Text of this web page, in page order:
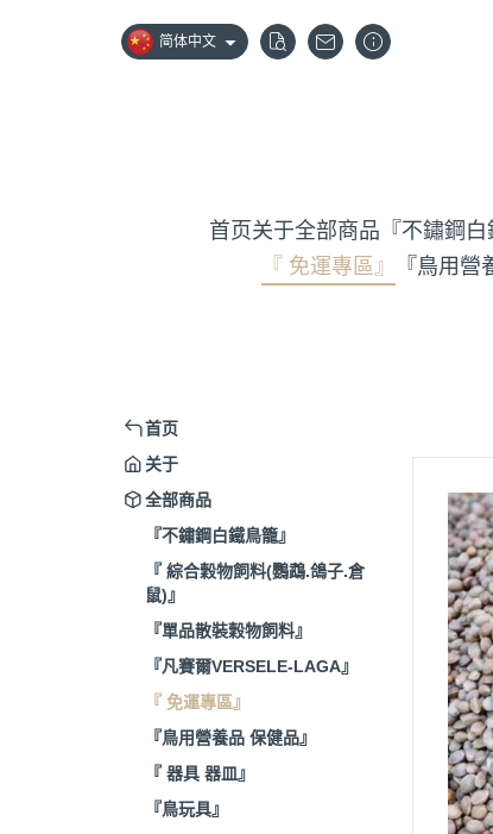
简体中文
首页关于全部商品 『不鏽鋼白
『 免運專區』
『鳥用營
首页
关于
全部商品
『不鏽鋼白鐵鳥籠』
『 綜合穀物飼料(鸚鵡.鴿子.倉
鼠)』
『單品散裝穀物飼料』
『凡賽爾VERSELE-LAGA』
『 免運專區』
『鳥用營養品 保健品』
『 器具 器皿』
『鳥玩具』